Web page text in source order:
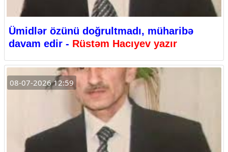
Ümidlər özünü doğrultmadı, müharibə
davam edir - Rüstəm Hacıyev yazır
08-07-2026 12:59